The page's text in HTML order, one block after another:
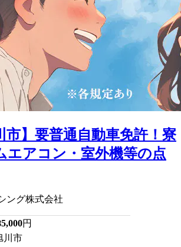
市】要普通自動車免許！寮
エアコン・室外機等の点
ング株式会社
円
川市